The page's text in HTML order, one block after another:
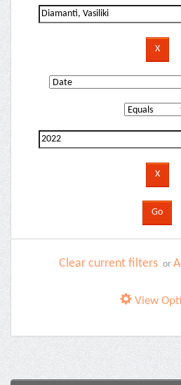
Clear current filters or
View